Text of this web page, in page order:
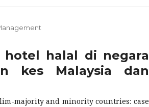
hotel halal di negara
kes Malaysia dan
majority and minority countries: case